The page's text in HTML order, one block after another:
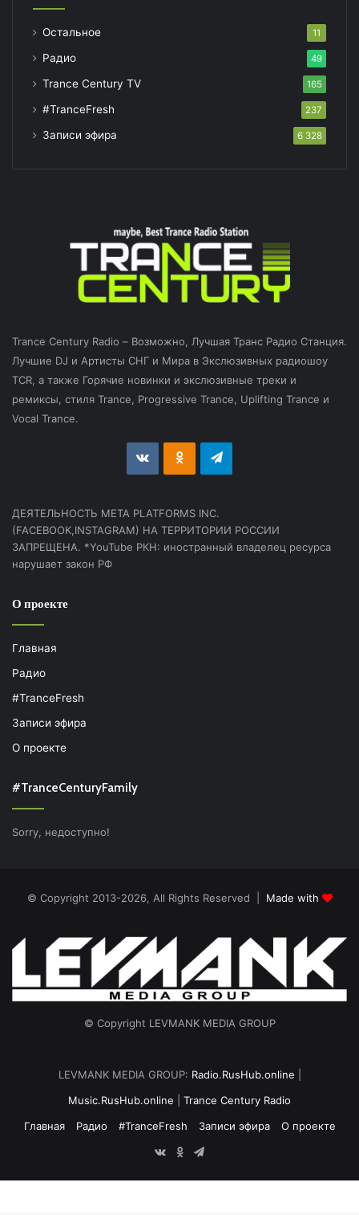
Остальное 11
Радио 49
Trance Century TV 165
#TranceFresh 237
Записи эфира 6 328
Trance Century Radio – Возможно, Лучшая Транс Радио Станция.
Лучшие DJ и Артисты СНГ и Мира в Экслюзивных радиошоу
TCR, а также Горячие новинки и экслюзивные треки и
ремиксы, стиля Trance, Progressive Trance, Uplifting Trance и
Vocal Trance.
vk.com Odnoklassniki
Telegram
ДЕЯТЕЛЬНОСТЬ МЕТА PLATFORMS INC.
(FACEBOOK,INSTAGRAM) НА ТЕРРИТОРИИ РОССИИ
ЗАПРЕЩЕНА. *YouTube РКН: иностранный владелец ресурса
нарушает закон РФ
О проекте
Главная
Радио
#TranceFresh
Записи эфира
О проекте
#TranceCenturyFamily
Sorry, недоступно!
© Copyright 2013-2026, All Rights Reserved | Made with
© Copyright LEVMANK MEDIA GROUP
LEVMANK MEDIA GROUP: Radio.RusHub.online
Music.RusHub.online
Trance Century Radio
Главная
Радио #TranceFresh Записи эфира
О проекте
vk.com
Odnoklassniki
Telegram